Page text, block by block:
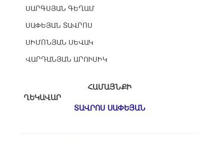
ՍԱՐԳՍՅԱՆ ԳԵՂԱՄ
ՍԱՓԵՅԱՆ ՏԱՎՐՈՍ
ՍԻՄՈՆՅԱՆ ՍԵՎԱԿ
ՎԱՐԴԱՆՅԱՆ ԱՐՈՒՍԻԿ
ՀԱՄԱՅՆՔԻ
ՂԵԿԱՎԱՐ
ՏԱՎՐՈՍ ՍԱՓԵՅԱՆ